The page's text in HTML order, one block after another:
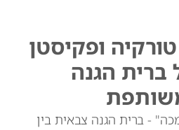
ופקיסטן
ברית הגנה
- ברית הגנה צבאית בין